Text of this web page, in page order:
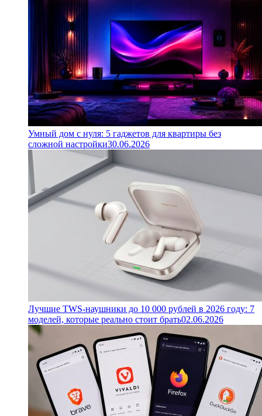
Умный дом с нуля: 5 гаджетов для квартиры без
сложной настройки30.06.2026
Лучшие TWS-наушники до 10 000 рублей в 2026 году: 7
моделей, которые реально стоит брать02.06.2026